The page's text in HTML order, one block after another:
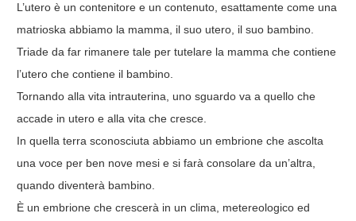
L’utero è un contenitore e un contenuto, esattamente come una
matrioska abbiamo la mamma, il suo utero, il suo bambino.
Triade da far rimanere tale per tutelare la mamma che contiene
l’utero che contiene il bambino.
Tornando alla vita intrauterina, uno sguardo va a quello che
accade in utero e alla vita che cresce.
In quella terra sconosciuta abbiamo un embrione che ascolta
una voce per ben nove mesi e si farà consolare da un’altra,
quando diventerà bambino.
È un embrione che crescerà in un clima, metereologico ed